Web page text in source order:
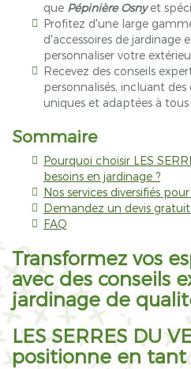
que Pépinière Osnyet
Profitez d'une large
d'accessoires de jardinage
personnaliser votre
Recevez des conseils
personnalisés, incluant
uniques et adaptées à tous
Sommaire
Pourquoi choisir LES
besoins en jardinage ?
Nos services diversifiés
Demandez un devis
FAQ
Transformez vos
avec des conseils
jardinage de
LES SERRES DU
positionne en tant